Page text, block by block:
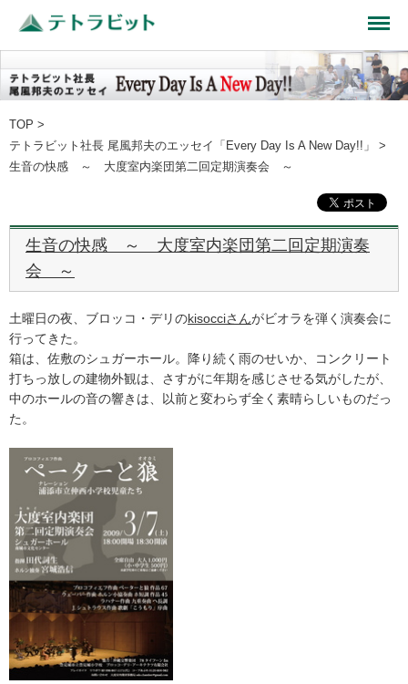
TOP >
テトラビット社長 尾風邦夫のエッセイ「Every Day Is A New Day!!」
>
生音の快感 ～ 大度室内楽団第二回定期演奏会 ～
生音の快感 ～ 大度室内楽団第二回定期演奏
会 ～
土曜日の夜、ブロッコ・デリのkisocciさんがビオラを弾く演奏会に
行ってきた。
箱は、佐敷のシュガーホール。降り続く雨のせいか、コンクリート
打ちっ放しの建物外観は、さすがに年期を感じさせる気がしたが、
中のホールの音の響きは、以前と変わらず全く素晴らしいものだっ
た。